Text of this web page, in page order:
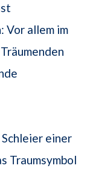
Vor allem im
einer
Traumsymbol